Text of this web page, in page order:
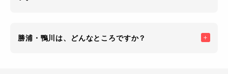
勝浦・鴨川は、どんなところですか？